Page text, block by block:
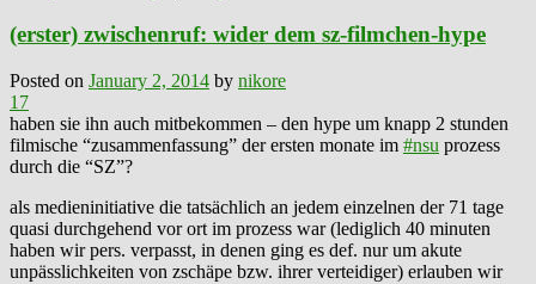
(erster) zwischenruf: wider dem sz-filmchen-hype
Posted on January 2, 2014 by nikore
17
haben sie ihn auch mitbekommen – den hype um knapp 2 stunden
filmische “zusammenfassung” der ersten monate im #nsu prozess
durch die “SZ”?
als medieninitiative die tatsächlich an jedem einzelnen der 71 tage
quasi durchgehend vor ort im prozess war (lediglich 40 minuten
haben wir pers. verpasst, in denen ging es def. nur um akute
unpässlichkeiten von zschäpe bzw. ihrer verteidiger) erlauben wir